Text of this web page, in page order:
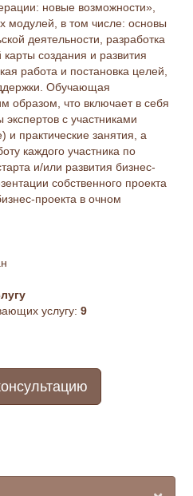
новые возможности»,
модулей, в том числе: основы
деятельности, разработка
создания и развития
работа и постановка целей,
Обучающая
образом, что включает в себя
экспертов с участниками
практические занятия, а
каждого участника по
и/или развития бизнес-
собственного проекта
проекта в очном
услугу: 9